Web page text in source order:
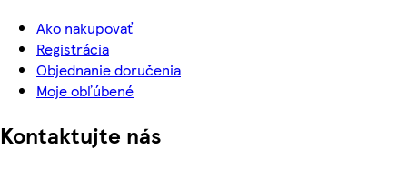
Ako nakupovať
Registrácia
Objednanie doručenia
Moje obľúbené
Kontaktujte nás